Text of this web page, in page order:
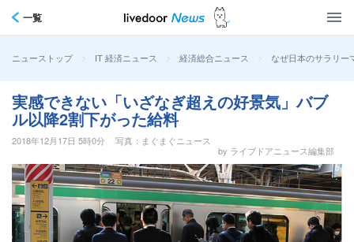
一覧
ニューストップ > IT 経済ニュース > 経済総合ニュース > なぜ日本のサラリー
実感できない「いざなぎ超えの好景気」バブ
ル以降2割下がった給料
2018年12月17日 5時0分
写真：まぐまぐニュース
by ライブドアニュース編集部